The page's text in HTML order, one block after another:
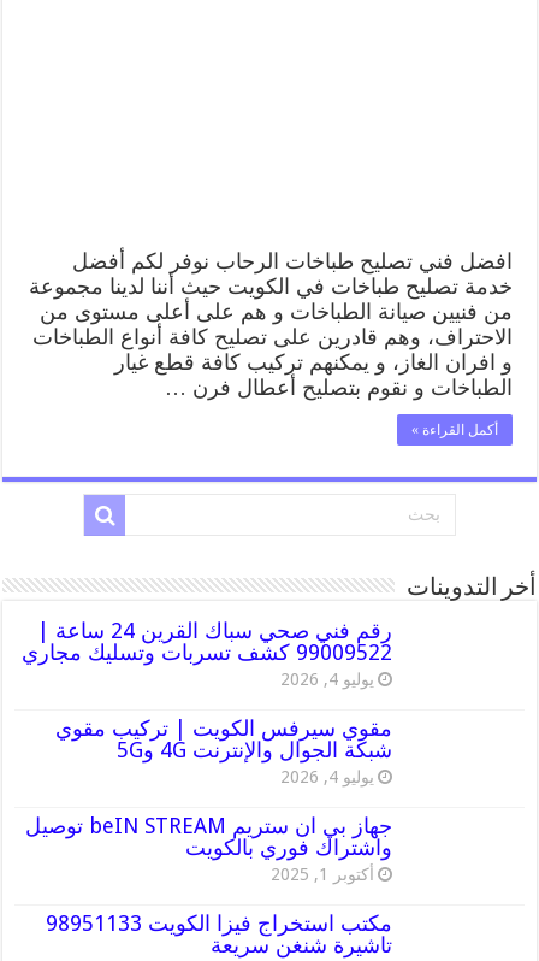
افضل فني تصليح طباخات الرحاب نوفر لكم أفضل
خدمة تصليح طباخات في الكويت حيث أننا لدينا مجموعة
من فنيين صيانة الطباخات و هم على أعلى مستوى من
الاحتراف، وهم قادرين على تصليح كافة أنواع الطباخات
و افران الغاز، و يمكنهم تركيب كافة قطع غيار
الطباخات و نقوم بتصليح أعطال فرن …
أكمل القراءة »
أخر التدوينات
رقم فني صحي سباك القرين 24 ساعة |
99009522 كشف تسربات وتسليك مجاري
يوليو 4, 2026
مقوي سيرفس الكويت | تركيب مقوي
شبكة الجوال والإنترنت 4G و5G
يوليو 4, 2026
جهاز بي ان ستريم beIN STREAM توصيل
واشتراك فوري بالكويت
أكتوبر 1, 2025
مكتب استخراج فيزا الكويت 98951133
تاشيرة شنغن سريعة